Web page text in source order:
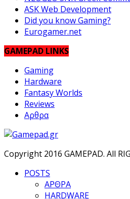
ASK Web Development
Did you know Gaming?
Eurogamer.net
GAMEPAD LINKS
Gaming
Hardware
Fantasy Worlds
Reviews
Αρθρα
Copyright 2016 GAMEPAD. All
POSTS
ΑΡΘΡΑ
HARDWARE